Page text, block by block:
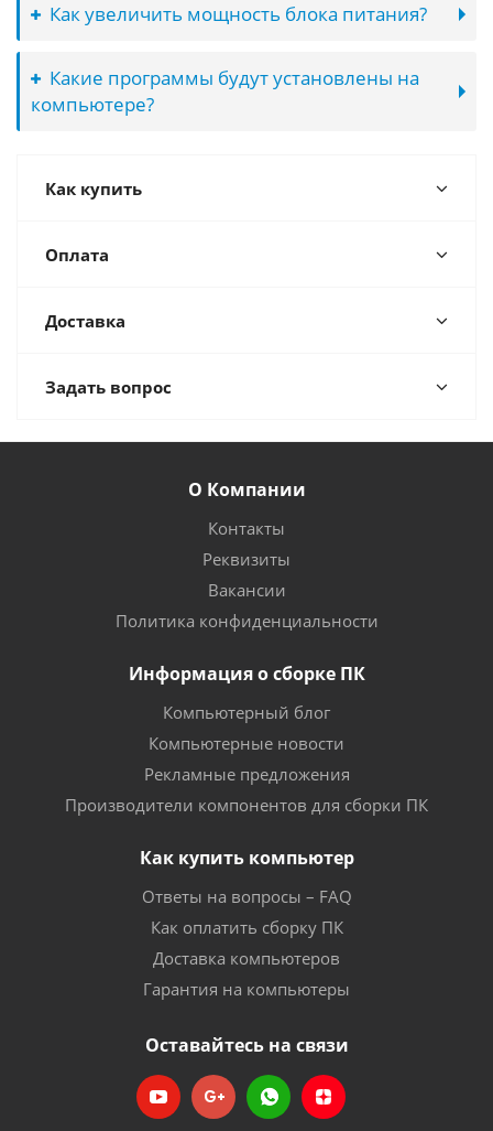
Как увеличить мощность блока питания?
Какие программы будут установлены на
компьютере?
Как купить
Оплата
Доставка
Задать вопрос
О Компании
Контакты
Реквизиты
Вакансии
Политика конфиденциальности
Информация о сборке ПК
Компьютерный блог
Компьютерные новости
Рекламные предложения
Производители компонентов для сборки ПК
Как купить компьютер
Ответы на вопросы – FAQ
Как оплатить сборку ПК
Доставка компьютеров
Гарантия на компьютеры
Оставайтесь на связи